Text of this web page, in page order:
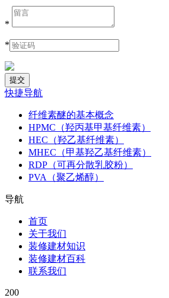
*
*
快捷导航
纤维素醚的基本概念
HPMC（羟丙基甲基纤维素）
HEC（羟乙基纤维素）
MHEC（甲基羟乙基纤维素）
RDP（可再分散乳胶粉）
PVA（聚乙烯醇）
导航
首页
关于我们
装修建材知识
装修建材百科
联系我们
200